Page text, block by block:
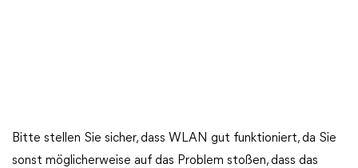
Bitte stellen Sie sicher, dass WLAN gut funktioniert, da Sie
sonst möglicherweise auf das Problem stoßen, dass das